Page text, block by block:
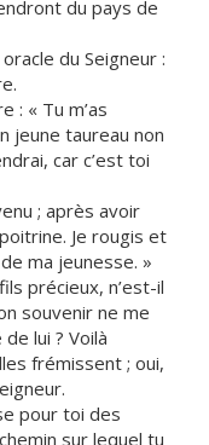
du pays de
du Seigneur :
: « Tu m’as
jeune taureau non
car c’est toi
; après avoir
Je rougis et
ma jeunesse. »
précieux, n’est-il
souvenir ne me
lui ? Voilà
frémissent ; oui,
pour toi des
sur lequel tu